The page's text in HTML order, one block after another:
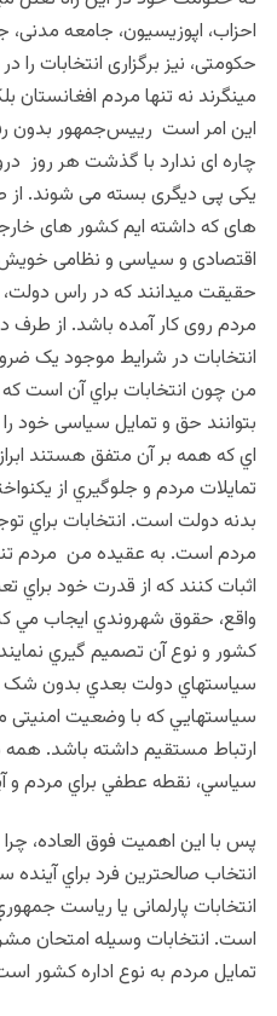
احزاب، اپوزیسیون، جامعه مدنی،
حکومتی، نیز برگزاری انتخابات
مینگرند نه تنها مردم افغانستان
این امر است رییس‌جمهور بدون
چاره ای ندارد با گذشت هر روز
یکی پی دیگری بسته می شوند.
های که داشته ایم کشور های
اقتصادی و سیاسی و نظامی
حقیقت میدانند که در راس دولت،
مردم روی کار آمده باشد. از
انتخابات در شرایط موجود یک
من چون انتخابات براي آن است
بتوانند حق و تمایل سیاسی خود
اي که همه بر آن متفق هستند ابراز
تمايلات مردم و جلوگيري از
بدنه دولت است. انتخابات براي
مردم است. به عقیده من مردم
اثبات کنند که از قدرت خود براي
واقع، حقوق شهروندي ايجاب مي
کشور و نوع آن تصميم گيري
سياستهاي دولت بعدي بدون شک
سياستهايي که با وضعيت
ارتباط مستقيم داشته باشد.
سياسي، نقطه عطفي براي مردم و
پس با اين اهميت فوق العاده،
انتخاب صالحترين فرد براي
انتخابات پارلمانی یا رياست
است. انتخابات وسيله امتحان
تمايل مردم به نوع اداره کشور